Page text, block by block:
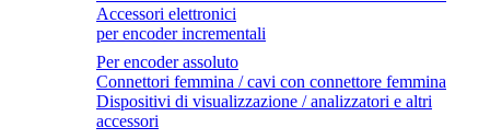
Accessori elettronici
per encoder incrementali
Per encoder assoluto
Connettori femmina / cavi con connettore femmina
Dispositivi di visualizzazione / analizzatori e altri
accessori